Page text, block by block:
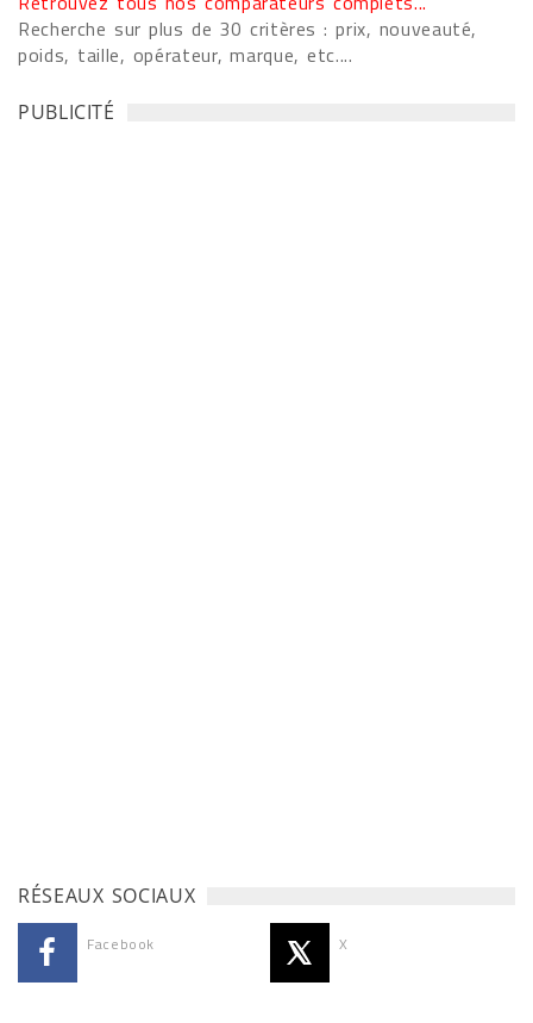
Recherche sur plus de 30 critères : prix, nouveauté,
poids, taille, opérateur, marque, etc....
PUBLICITÉ
RÉSEAUX SOCIAUX
Facebook X